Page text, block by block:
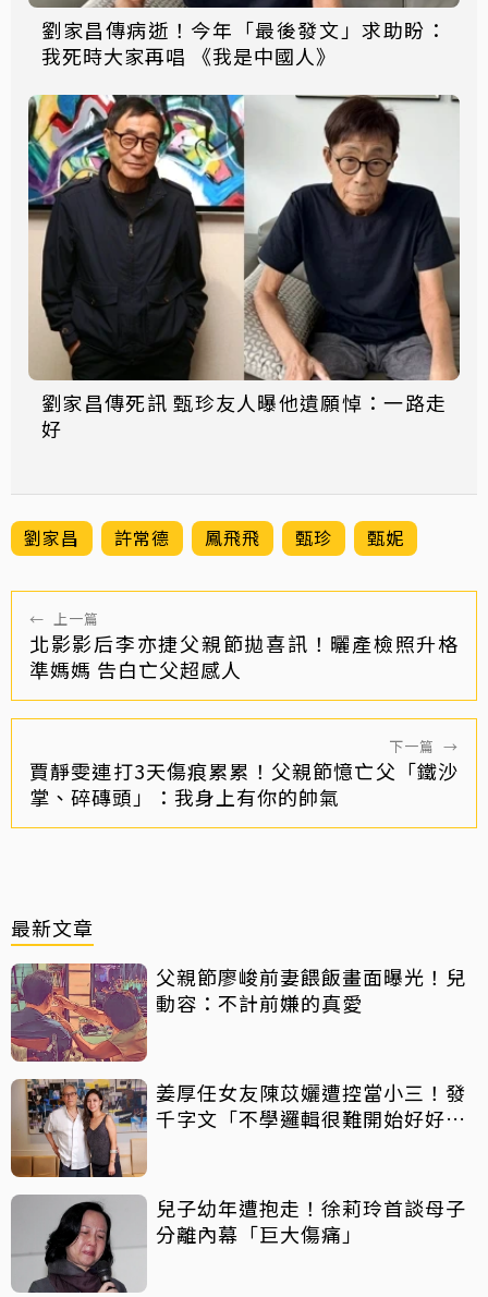
劉家昌傳病逝！今年「最後發文」求助盼：
我死時大家再唱 《我是中國人》
劉家昌傳死訊 甄珍友人曝他遺願悼：一路走
好
劉家昌 許常德 鳳飛飛 甄珍 甄妮
← 上一篇
北影影后李亦捷父親節拋喜訊！曬產檢照升格
準媽媽 告白亡父超感人
下一篇 →
賈靜雯連打3天傷痕累累！父親節憶亡父「鐵沙
掌、碎磚頭」：我身上有你的帥氣
最新文章
父親節廖峻前妻餵飯畫面曝光！兒
動容：不計前嫌的真愛
姜厚任女友陳苡孋遭控當小三！發
千字文「不學邏輯很難開始好好
兒子幼年遭抱走！徐莉玲首談母子
分離內幕「巨大傷痛」